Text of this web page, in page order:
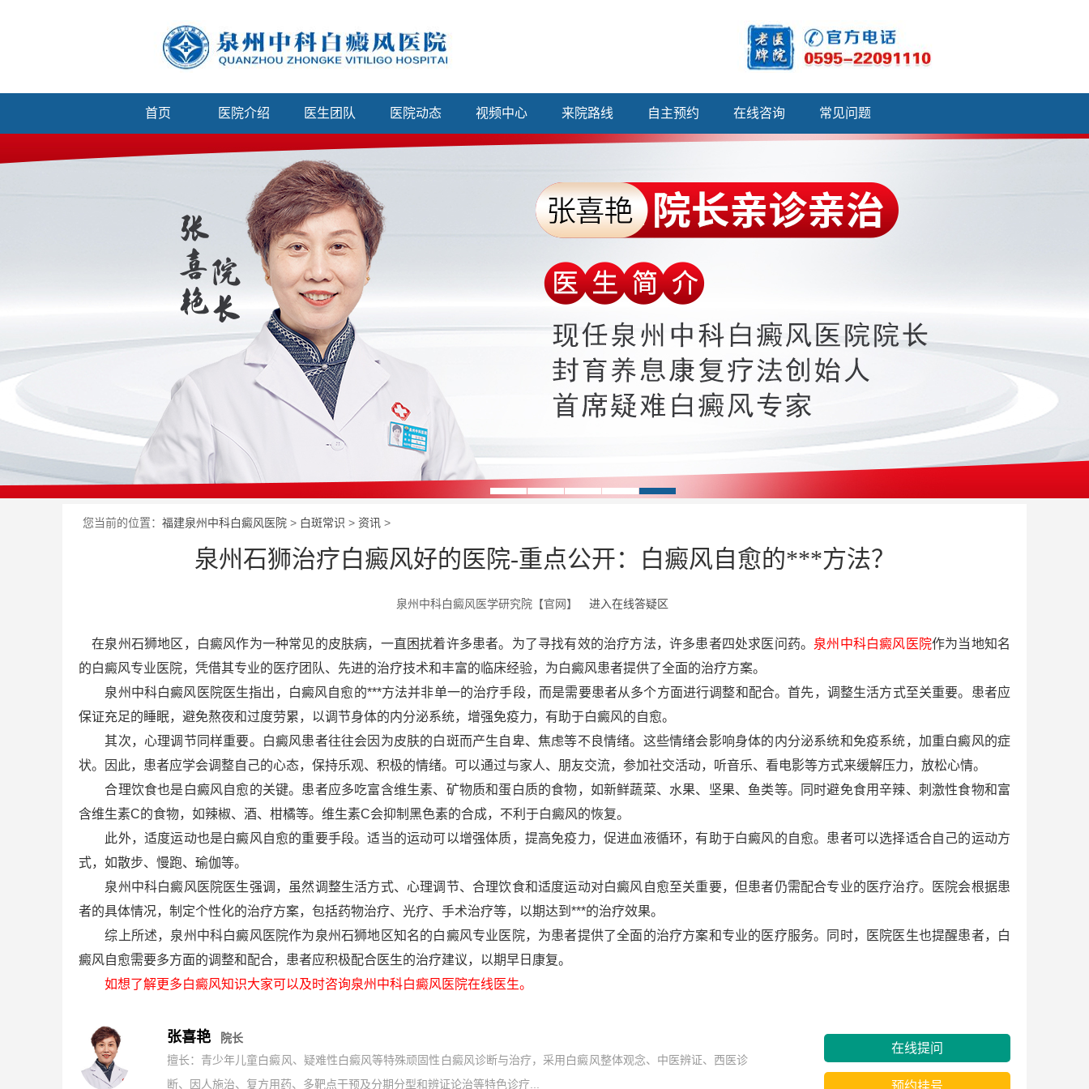
首页 医院介绍 医生团队 医院动态 视频中心 来院路线 自主预约 在线咨询 常见问题
您当前的位置： 福建泉州中科白癜风医院 > 白斑常识 > 资讯 >
泉州石狮治疗白癜风好的医院-重点公开：白癜风自愈的***方法？
泉州中科白癜风医学研究院【官网】 进入在线答疑区
在泉州石狮地区，白癜风作为一种常见的皮肤病，一直困扰着许多患者。为了寻找有效的治疗方法，许多患者四处求医问药。 泉州中科白癜风医院作为当地知名
的白癜风专业医院，凭借其专业的医疗团队、先进的治疗技术和丰富的临床经验，为白癜风患者提供了全面的治疗方案。
泉州中科白癜风医院医生指出，白癜风自愈的***方法并非单一的治疗手段，而是需要患者从多个方面进行调整和配合。首先，调整生活方式至关重要。患者应
保证充足的睡眠，避免熬夜和过度劳累，以调节身体的内分泌系统，增强免疫力，有助于白癜风的自愈。
其次，心理调节同样重要。白癜风患者往往会因为皮肤的白斑而产生自卑、焦虑等不良情绪。这些情绪会影响身体的内分泌系统和免疫系统，加重白癜风的症
状。因此，患者应学会调整自己的心态，保持乐观、积极的情绪。可以通过与家人、朋友交流，参加社交活动，听音乐、看电影等方式来缓解压力，放松心情。
合理饮食也是白癜风自愈的关键。患者应多吃富含维生素、矿物质和蛋白质的食物，如新鲜蔬菜、水果、坚果、鱼类等。同时避免食用辛辣、刺激性食物和富
含维生素C的食物，如辣椒、酒、柑橘等。维生素C会抑制黑色素的合成，不利于白癜风的恢复。
此外，适度运动也是白癜风自愈的重要手段。适当的运动可以增强体质，提高免疫力，促进血液循环，有助于白癜风的自愈。患者可以选择适合自己的运动方
式，如散步、慢跑、瑜伽等。
泉州中科白癜风医院医生强调，虽然调整生活方式、心理调节、合理饮食和适度运动对白癜风自愈至关重要，但患者仍需配合专业的医疗治疗。医院会根据患
者的具体情况，制定个性化的治疗方案，包括药物治疗、光疗、手术治疗等，以期达到***的治疗效果。
综上所述，泉州中科白癜风医院作为泉州石狮地区知名的白癜风专业医院，为患者提供了全面的治疗方案和专业的医疗服务。同时，医院医生也提醒患者，白
癜风自愈需要多方面的调整和配合，患者应积极配合医生的治疗建议，以期早日康复。
如想了解更多白癜风知识大家可以及时咨询泉州中科白癜风医院在线医生。
张喜艳
院长
擅长：青少年儿童白癜风、疑难性白癜风等特殊顽固性白癜风诊断与治疗，采用白癜风整体观念、中医辨证、西医诊
断、因人施治、复方用药、多靶点干预及分期分型和辨证论治等特色诊疗...
在线提问
预约挂号